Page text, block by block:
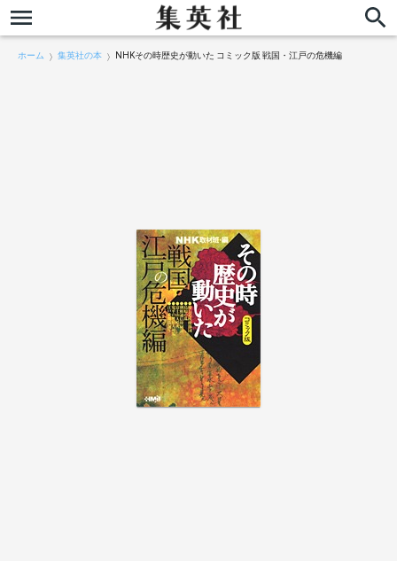
ホーム 集英社の本 NHKその時歴史が動いた コミック版 戦国・江戸の危機編